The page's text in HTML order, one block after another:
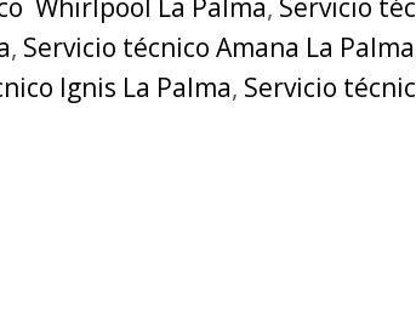
Whirlpool La Palma, Servicio
, Servicio técnico Amana La Palma
Ignis La Palma, Servicio